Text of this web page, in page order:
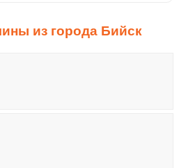
из города Бийск